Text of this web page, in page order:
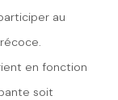
au
en fonction
soit